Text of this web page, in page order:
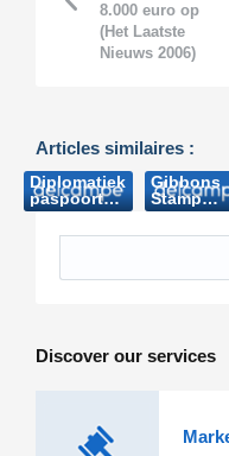
8.000 euro op
(Het Laatste
Nieuws 2006)
Articles similaires :
Diplomatiek
paspoort
Boudewijn
brengt
(Nieuwsblad.be-
Gibbons
Stamp
Monthly
Website
(Stanlay
Discover our services